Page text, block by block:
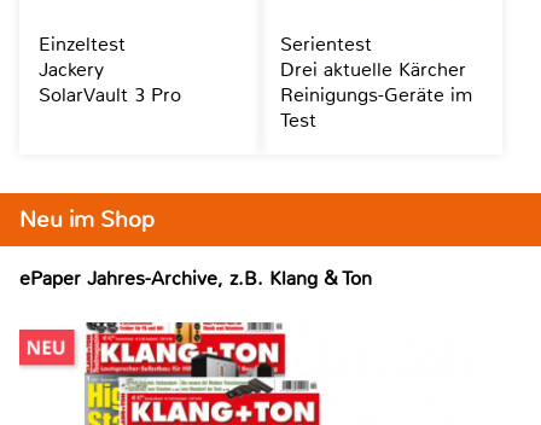
Neu im Shop
ePaper Jahres-Archive, z.B. Klang & Ton
Einzeltest
Jackery
SolarVault 3 Pro
Serientest
Drei aktuelle Kärcher
Reinigungs-Geräte im
Test